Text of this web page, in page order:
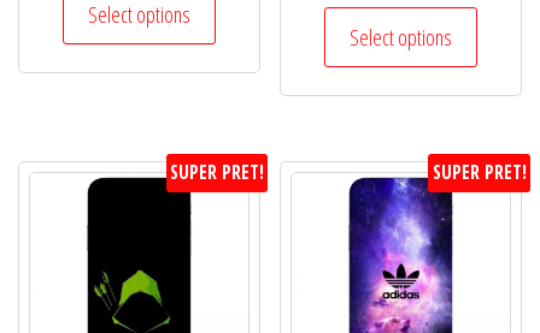
Select options
Select options
SUPER PRET! SUPER PRET!